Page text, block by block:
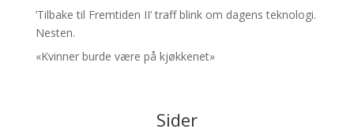
’Tilbake til Fremtiden II’ traff blink om dagens teknologi.
Nesten.
«Kvinner burde være på kjøkkenet»
Sider